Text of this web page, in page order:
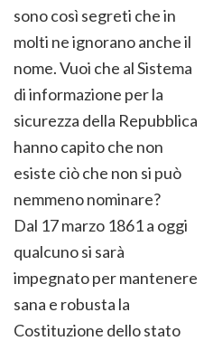
sono così segreti che in
molti ne ignorano anche il
nome. Vuoi che al Sistema
di informazione per la
sicurezza della Repubblica
hanno capito che non
esiste ciò che non si può
nemmeno nominare?
Dal 17 marzo 1861 a oggi
qualcuno si sarà
impegnato per mantenere
sana e robusta la
Costituzione dello stato